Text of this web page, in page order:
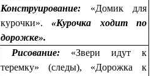
Конструирование: «Домик для
курочки». «Курочка ходит по
дорожке».
Рисование: «Звери идут к
теремку» (следы), «Дорожка к